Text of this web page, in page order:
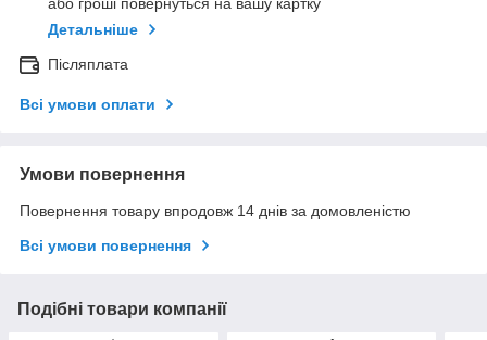
або гроші повернуться на вашу картку
Детальніше
Післяплата
Всі умови оплати
Умови повернення
Повернення товару впродовж 14 днів за домовленістю
Всі умови повернення
Подібні товари компанії